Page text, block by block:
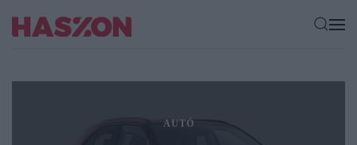
AUTÓ